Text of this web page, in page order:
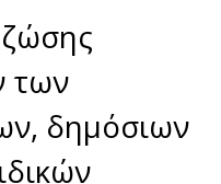
των
δημόσιων